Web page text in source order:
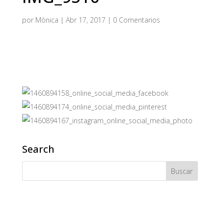
por Mònica | Abr 17, 2017 | 0 Comentarios
Search